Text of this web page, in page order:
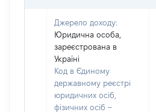
Джерело доходу:
Юридична особа,
зареєстрована в
Україні
Код в Єдиному
державному реєстрі
юридичних осіб,
фізичних осіб –